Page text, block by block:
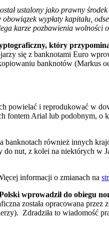
ustalony jako prawny środek
wypłaty kapitału,
karze pozbawienia wolności
który
się z banknotami Euro
banknotów (Markus
powielać i reprodukować w
fontem Arial lub podobnym,
banknotach również innych
do nut, z kolei na niektórych w
informacji o zmianach na
wprowadził do obiegu
została opracowana
Zdradziła to wiadomość